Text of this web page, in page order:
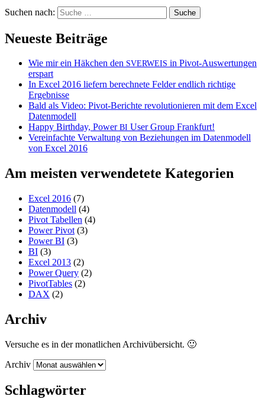
Suchen nach:
Neueste Beiträge
Wie mir ein Häkchen den SVERWEIS in Pivot-Auswertungen
erspart
In Excel 2016 liefern berechnete Felder endlich richtige
Ergebnisse
Bald als Video: Pivot-Berichte revolutionieren mit dem Excel
Datenmodell
Happy Birthday, PowerBI User Group Frankfurt!
Vereinfachte Verwaltung von Beziehungen im Datenmodell
von Excel 2016
Am meisten verwendetete Kategorien
Excel 2016 (7)
Datenmodell (4)
Pivot Tabellen (4)
Power Pivot (3)
Power BI (3)
BI (3)
Excel 2013 (2)
Power Query (2)
PivotTables (2)
DAX (2)
Archiv
Versuche es in der monatlichen Archivübersicht. 🙂
Archiv
Schlagwörter